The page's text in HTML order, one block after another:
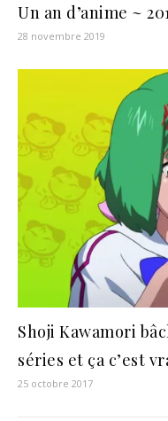
Un an d’anime ~
28 novembre 2019
Shoji Kawamori
séries et ça c’est
25 octobre 2017